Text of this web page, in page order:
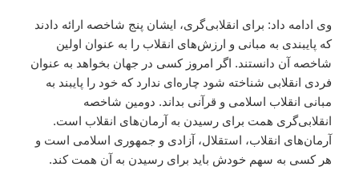
وی ادامه داد: برای انقلابی‌گری، ایشان پنج شاخصه ارائه دادند
که پایبندی به مبانی و ارزش‌های انقلاب را به عنوان اولین
شاخصه آن دانستند. اگر امروز کسی در جهان بخواهد به عنوان
فردی انقلابی شناخته شود چاره‌ای ندارد که خود را پایبند به
مبانی انقلاب اسلامی و قرآنی بداند. دومین شاخصه
انقلابی‌گری همت برای رسیدن به آرمان‌های انقلاب است.
آرمان‌های انقلاب، استقلال، آزادی و جمهوری اسلامی است و
هر کسی به سهم خودش باید برای رسیدن به آن همت کند.